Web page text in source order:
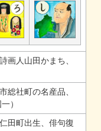
人山田かまち、
社町の名産品、
）
田町出生、俳句復